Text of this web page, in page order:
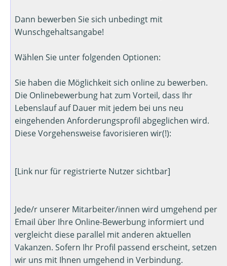
Dann bewerben Sie sich unbedingt mit
Wunschgehaltsangabe!
Wählen Sie unter folgenden Optionen:
Sie haben die Möglichkeit sich online zu bewerben.
Die Onlinebewerbung hat zum Vorteil, dass Ihr
Lebenslauf auf Dauer mit jedem bei uns neu
eingehenden Anforderungsprofil abgeglichen wird.
Diese Vorgehensweise favorisieren wir(!):
[Link nur für registrierte Nutzer sichtbar]
Jede/r unserer Mitarbeiter/innen wird umgehend per
Email über Ihre Online-Bewerbung informiert und
vergleicht diese parallel mit anderen aktuellen
Vakanzen. Sofern Ihr Profil passend erscheint, setzen
wir uns mit Ihnen umgehend in Verbindung.